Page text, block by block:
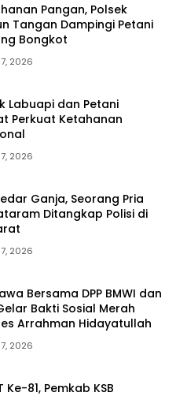
Pangan, Polsek
Tangan Dampingi Petani
Bongkot
2026
Labuapi dan Petani
Perkuat Ketahanan
2026
Ganja, Seorang Pria
Ditangkap Polisi di
2026
Bersama DPP BMWI dan
Bakti Sosial Merah
Arrahman Hidayatullah
2026
Ke-81, Pemkab KSB